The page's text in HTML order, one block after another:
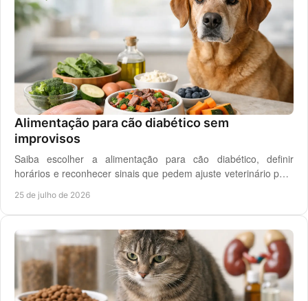
Alimentação para cão diabético sem
improvisos
Saiba escolher a alimentação para cão diabético, definir
horários e reconhecer sinais que pedem ajuste veterinário para
25 de julho de 2026